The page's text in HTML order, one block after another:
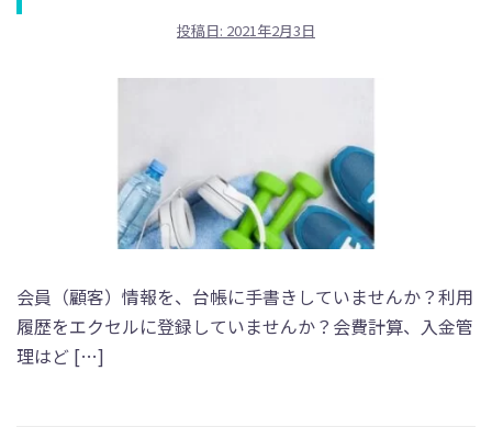
投稿日: 2021年2月3日
会員（顧客）情報を、台帳に手書きしていませんか？利用
履歴をエクセルに登録していませんか？会費計算、入金管
理はど […]